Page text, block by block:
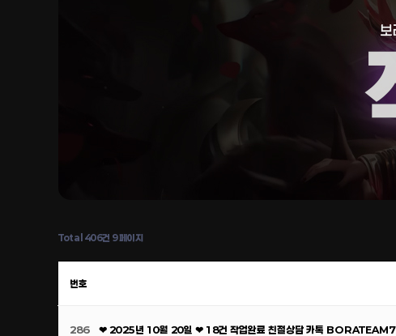
Total 406건 9 페이지
번호
286 ❤ 2025년 10월 20일 ❤ 18건 작업완료 친절상담 카톡 BORATEAM7